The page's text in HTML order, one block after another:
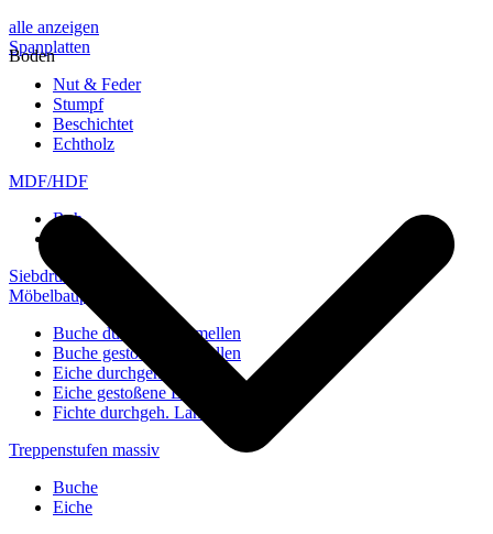
alle anzeigen
Spanplatten
Nut & Feder
Stumpf
Beschichtet
Echtholz
MDF/HDF
Roh
Siebdruckplatten
Möbelbauplatten
Buche durchgeh. Lamellen
Buche gestoßene Lamellen
Eiche durchgeh. Lamellen
Eiche gestoßene Lamellen
Fichte durchgeh. Lamellen
Treppenstufen massiv
Buche
Eiche
Boden